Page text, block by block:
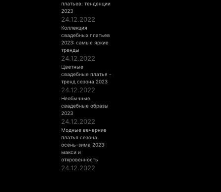
платьев: тенденции
2023
24.12.2022
Коллекция
свадебных платьев
2023: самые яркие
тренды
24.12.2022
Цветные
свадебные платья -
тренд сезона 2023
24.12.2022
Необычные
свадебные образы
2023
24.12.2022
Модные вечерние
платья сезона
осень-зима 2023:
макси и
откровенность
24.12.2022